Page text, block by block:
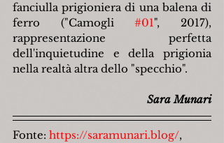
fanciulla prigioniera di una balena di
ferro ("Camogli #01", 2017),
rappresentazione perfetta
dell'inquietudine e della prigionia
nella realtà altra dello "specchio".
Sara Munari
Fonte: https://saramunari.blog/,